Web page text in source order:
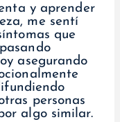
y aprender
me sentí
que
asegurando
personas
algo similar.